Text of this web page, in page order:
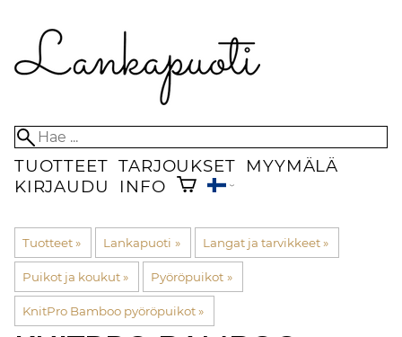
TUOTTEET TARJOUKSET
MYYMÄLÄ
KIRJAUDU
INFO
Tuotteet‪» Lankapuoti ‪» Langat ja tarvikkeet ‪»
Puikot ja koukut‪» Pyöröpuikot ‪»
KnitPro Bamboo pyöröpuikot‪»